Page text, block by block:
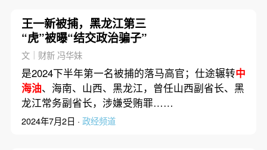
王一新被捕，黑龙江第三
“虎”被曝“结交政治骗子”
文｜财新 冯华妹
是2024下半年第一名被捕的落马高官；仕途辗转中
海油、海南、山西、黑龙江，曾任山西副省长、黑
龙江常务副省长，涉嫌受贿罪……
2024年7月2日 · 政经频道